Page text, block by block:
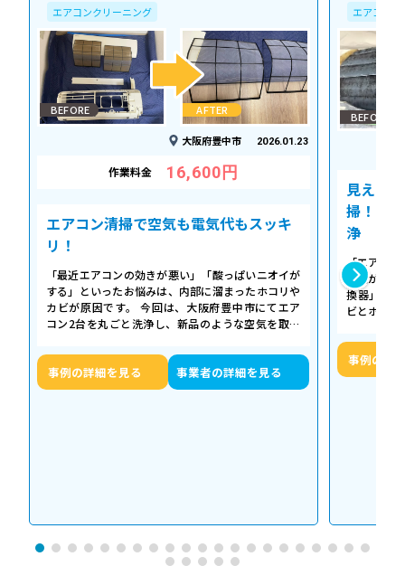
エアコンクリーニング
BEFORE AFTER
大阪府豊中市 2026.01.23
作業料金 16,600円
エアコン清掃で空気も電気代もスッキ
リ！
「最近エアコンの効きが悪い」「酸っぱいニオイが
する」といったお悩みは、内部に溜まったホコリや
カビが原因です。 今回は、大阪府豊中市にてエア
コン2台を丸ごと洗浄し、新品のような空気を取り
事例の詳細を見る 事業者の詳細を見る
エアコン
BEFORE
見えな
掃！空
浄
「エアコ
た気がす
換器」の
ビとホコ
事例の詳